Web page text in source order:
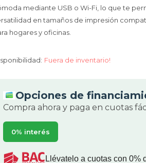
mediante USB o Wi-Fi, lo que te
en tamaños de impresión
hogares y oficinas.
Fuera de inventario!
Opciones de
Compra ahora y paga en cuotas
0% interés
Llévatelo a cuotas con 0%